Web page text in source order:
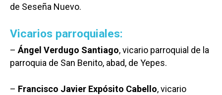
de Seseña Nuevo.
Vicarios parroquiales:
–Ángel Verdugo Santiago, vicario parroquial de la
parroquia de San Benito, abad, de Yepes.
– Francisco Javier Expósito Cabello, vicario